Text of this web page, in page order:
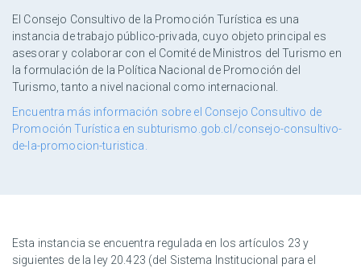
El Consejo Consultivo de la Promoción Turística es una
instancia de trabajo público-privada, cuyo objeto principal es
asesorar y colaborar con el Comité de Ministros del Turismo en
la formulación de la Política Nacional de Promoción del
Turismo, tanto a nivel nacional como internacional.
Encuentra más información sobre el Consejo Consultivo de
Promoción Turística en subturismo.gob.cl/consejo-consultivo-
de-la-promocion-turistica
Esta instancia se encuentra regulada en los artículos 23 y
siguientes de la ley 20.423 (del Sistema Institucional para el